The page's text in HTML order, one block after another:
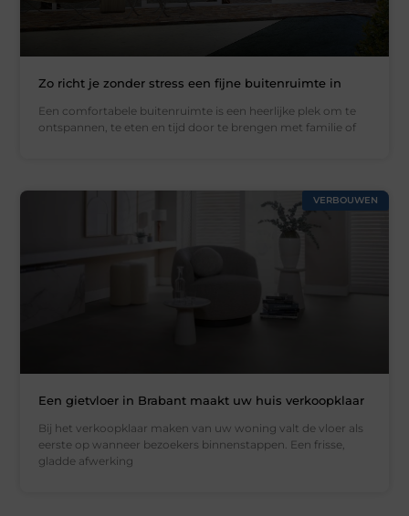
Zo richt je zonder stress een fijne buitenruimte in
Een comfortabele buitenruimte is een heerlijke plek om te
ontspannen, te eten en tijd door te brengen met familie of
VERBOUWEN
Een gietvloer in Brabant maakt uw huis verkoopklaar
Bij het verkoopklaar maken van uw woning valt de vloer als
eerste op wanneer bezoekers binnenstappen. Een frisse,
gladde afwerking